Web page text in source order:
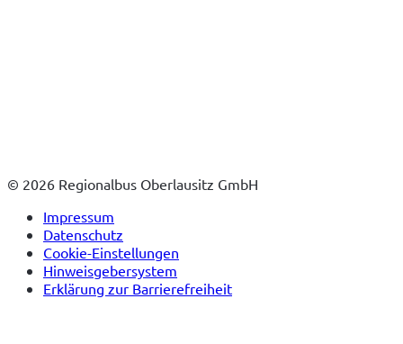
© 2026 Regionalbus Oberlausitz GmbH
Impressum
Datenschutz
Cookie-Einstellungen
Hinweisgebersystem
Erklärung zur Barrierefreiheit